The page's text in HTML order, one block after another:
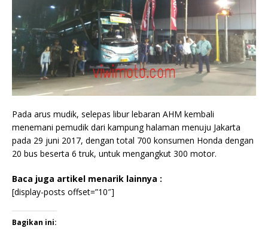
Pada arus mudik, selepas libur lebaran AHM kembali
menemani pemudik dari kampung halaman menuju Jakarta
pada 29 juni 2017, dengan total 700 konsumen Honda dengan
20 bus beserta 6 truk, untuk mengangkut 300 motor.
Baca juga artikel menarik lainnya :
[display-posts offset=”10″]
Bagikan ini: